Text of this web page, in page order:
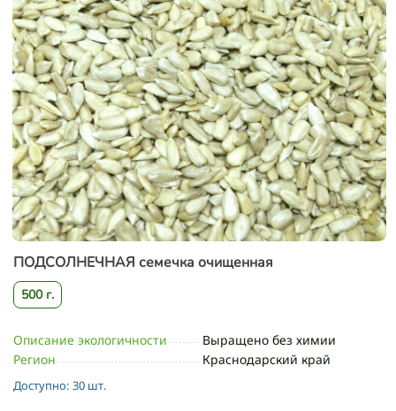
ПОДСОЛНЕЧНАЯ семечка очищенная
500 г.
Описание экологичности
Выращено без химии
Регион
Краснодарский край
Доступно: 30 шт.